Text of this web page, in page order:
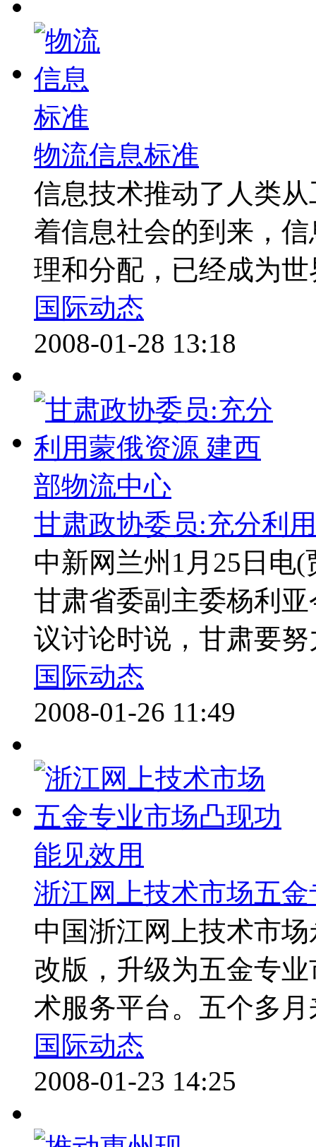
物流信息标准
信息技术推动了人类
着信息社会的到来，
理和分配，已经成为
国际动态
2008-01-28 13:18
甘肃政协委员:充分利
中新网兰州1月25日电
甘肃省委副主委杨利
议讨论时说，甘肃要
国际动态
2008-01-26 11:49
浙江网上技术市场五
中国浙江网上技术市
改版，升级为五金专
术服务平台。五个多
国际动态
2008-01-23 14:25